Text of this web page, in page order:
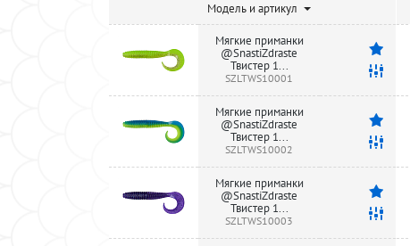
Модель и артикул
Мягкие приманки
@SnastiZdraste
Твистер 1...
SZLTWS10001
Мягкие приманки
@SnastiZdraste
Твистер 1...
SZLTWS10002
Мягкие приманки
@SnastiZdraste
Твистер 1...
SZLTWS10003